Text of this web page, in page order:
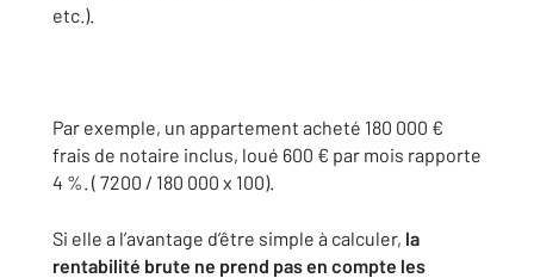
etc.).
Par exemple, un appartement acheté 180 000 €
frais de notaire inclus, loué 600 € par mois rapporte
4 %. ( 7200 / 180 000 x 100).
Si elle a l’avantage d’être simple à calculer, la
rentabilité brute ne prend pas en compte les